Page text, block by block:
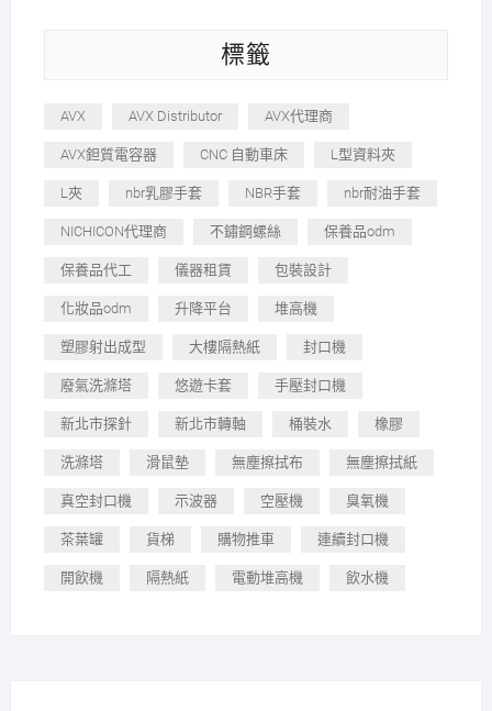
標籤
AVX AVX Distributor AVX代理商
AVX鉭質電容器 CNC 自動車床 L型資料夾
L夾 nbr乳膠手套 NBR手套 nbr耐油手套
NICHICON代理商 不鏽鋼螺絲 保養品odm
保養品代工 儀器租賃 包裝設計
化妝品odm 升降平台 堆高機
塑膠射出成型 大樓隔熱紙 封口機
廢氣洗滌塔 悠遊卡套 手壓封口機
新北市探針 新北市轉軸 桶裝水 橡膠
洗滌塔 滑鼠墊 無塵擦拭布 無塵擦拭紙
真空封口機 示波器 空壓機 臭氧機
茶葉罐 貨梯 購物推車 連續封口機
開飲機 隔熱紙 電動堆高機 飲水機